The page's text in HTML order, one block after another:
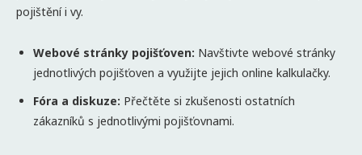
pojištění i vy.
Webové stránky pojišťoven: Navštivte webové stránky
jednotlivých pojišťoven a využijte jejich online kalkulačky.
Fóra a diskuze: Přečtěte si zkušenosti ostatních
zákazníků s jednotlivými pojišťovnami.